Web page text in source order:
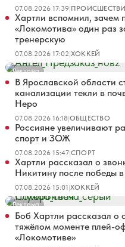
07.08.2026 17:39|
Хартли вспомнил, зачем
«Локомотива» один раз
тренерскую
07.08.2026 17:02|ХОККЕЙ
Реклама
В Ярославской области
канализации текли в
Неро
07.08.2026 16:18|ОБЩЕСТВО
Россияне увеличивают
спорт и ЗОЖ
07.08.2026 15:47|СПОРТ
Хартли рассказал о
Никитину после победы
07.08.2026 15:01|ХОККЕЙ
Реклама
Боб Хартли рассказал о
тяжёлом моменте плей-
«Локомотиве»